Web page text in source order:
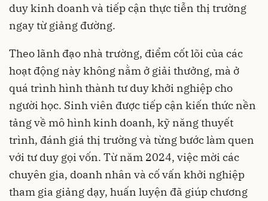
duy kinh doanh và tiếp cận thực tiễn thị trường
ngay từ giảng đường.
Theo lãnh đạo nhà trường, điểm cốt lõi của các
hoạt động này không nằm ở giải thưởng, mà ở
quá trình hình thành tư duy khởi nghiệp cho
người học. Sinh viên được tiếp cận kiến thức nền
tảng về mô hình kinh doanh, kỹ năng thuyết
trình, đánh giá thị trường và từng bước làm quen
với tư duy gọi vốn. Từ năm 2024, việc mời các
chuyên gia, doanh nhân và cố vấn khởi nghiệp
tham gia giảng dạy, huấn luyện đã giúp chương